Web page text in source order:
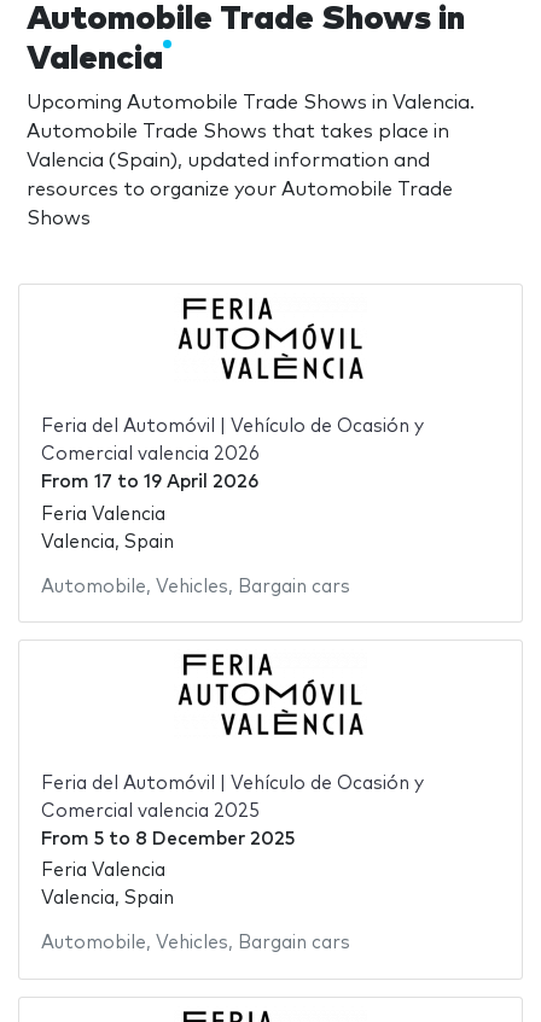
Automobile Trade Shows in
Valencia
Upcoming Automobile Trade Shows in Valencia.
Automobile Trade Shows that takes place in
Valencia (Spain), updated information and
resources to organize your Automobile Trade
Shows
Feria del Automóvil | Vehículo de Ocasión y
Comercial valencia 2026
From 17 to 19 April 2026
Feria Valencia
Valencia, Spain
Automobile, Vehicles, Bargain cars
Feria del Automóvil | Vehículo de Ocasión y
Comercial valencia 2025
From 5to 8 December 2025
Feria Valencia
Valencia, Spain
Automobile, Vehicles, Bargain cars